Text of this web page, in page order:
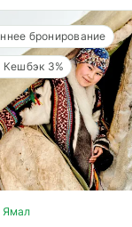
бронирование
Кешбэк 3%
Ямал